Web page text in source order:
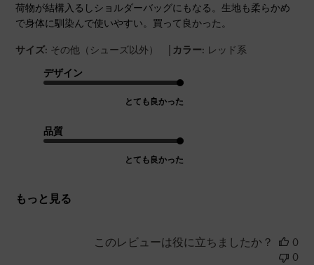
荷物が結構入るしショルダーバッグにもなる。生地も柔らかめ
で身体に馴染んで使いやすい。買って良かった。
サイズ: その他（シューズ以外） | カラー: レッド系
デザイン
とても良かった
品質
とても良かった
もっと見る
このレビューは役に立ちましたか？
0
0